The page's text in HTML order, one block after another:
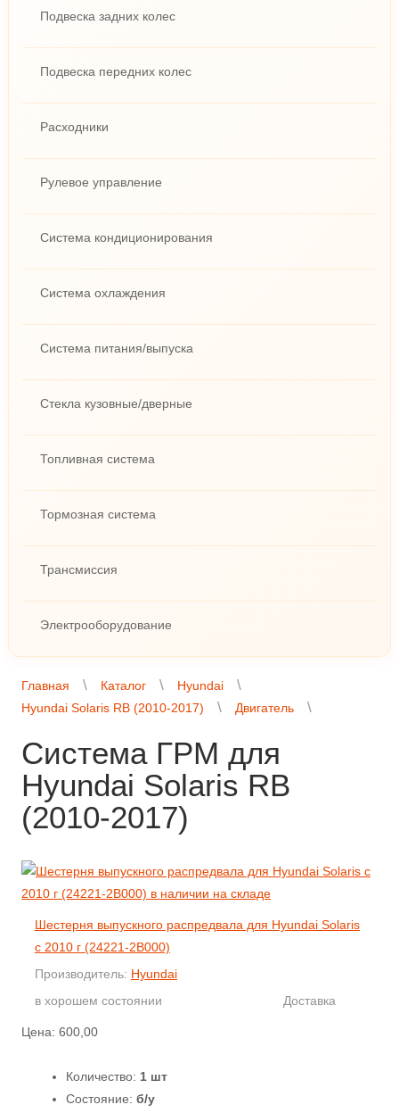
Подвеска задних колес
Подвеска передних колес
Расходники
Рулевое управление
Система кондиционирования
Система охлаждения
Система питания/выпуска
Стекла кузовные/дверные
Топливная система
Тормозная система
Трансмиссия
Электрооборудование
Главная Каталог
Hyundai
Hyundai Solaris RB (2010-2017)
Двигатель
Система ГРМ для
Hyundai Solaris RB
(2010-2017)
Шестерня выпускного распредвала для Hyundai Solaris
с 2010 г (24221-2B000)
Производитель: Hyundai
в хорошем состоянии
Доставка
Цена: 600,00
Количество: 1 шт
Состояние: б/у